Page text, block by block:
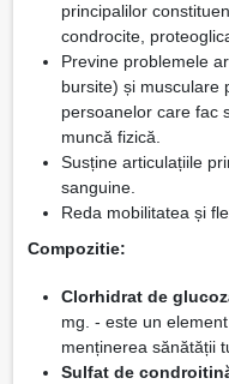
principalilor
condrocite,
Previne problemele
bursite) și musculare
persoanelor care fac
muncă fizică.
Susține articulațiile
sanguine.
Reda mobilitatea și
Compozitie:
Clorhidrat de
mg. - este un
menținerea sănătății
Sulfat de